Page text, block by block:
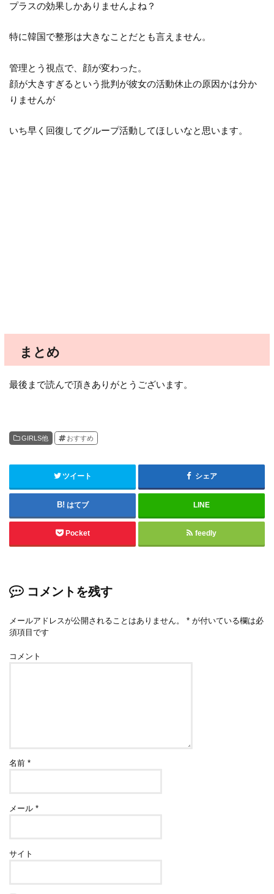
プラスの効果しかありませんよね？
特に韓国で整形は大きなことだとも言えません。
管理とう視点で、顔が変わった。
顔が大きすぎるという批判が彼女の活動休止の原因かは分か
りませんが
いち早く回復してグループ活動してほしいなと思います。
まとめ
最後まで読んで頂きありがとうございます。
GIRLS他 おすすめ
ツイート シェア
はてブ LINE
Pocket feedly
コメントを残す
メールアドレスが公開されることはありません。 * が付いている欄は必
須項目です
コメント
名前*
メール*
サイト